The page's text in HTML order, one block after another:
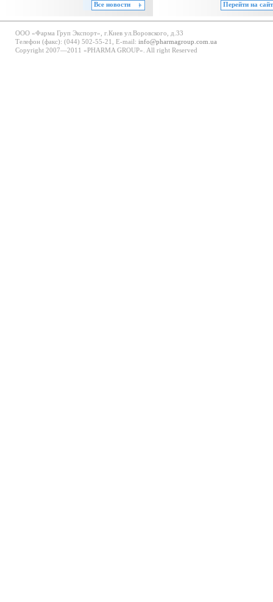
Все новости Перейти на сайт
ООО «Фарма Груп Экспорт», г.Киев ул.Воровского, д.33
Телефон (факс): (044) 502-55-21, E-mail: info@pharmagroup.com.ua
Copyright 2007—2011 «PHARMA GROUP». All right Reserved